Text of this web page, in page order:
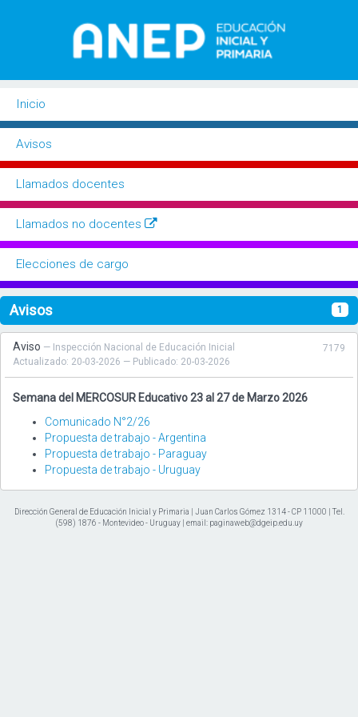
Buscador
Inicio
Avisos
Llamados docentes
Llamados no docentes
Elecciones de cargo
Avisos 1
7179
Aviso — Inspección Nacional de Educación Inicial
Actualizado: 20-03-2026 — Publicado: 20-03-2026
Semana del MERCOSUR Educativo 23 al 27 de Marzo 2026
Comunicado N°2/26
Propuesta de trabajo - Argentina
Propuesta de trabajo - Paraguay
Propuesta de trabajo - Uruguay
Dirección General de Educación Inicial y Primaria | Juan Carlos Gómez 1314 - CP 11000 | Tel.
(598) 1876 - Montevideo - Uruguay | email: paginaweb@dgeip.edu.uy